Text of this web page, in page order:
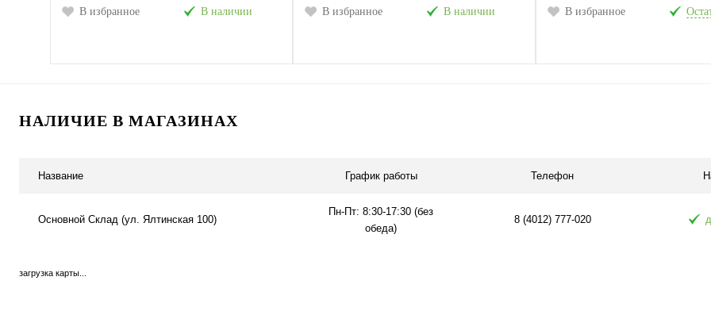
В избранное В наличии В избранное В наличии В избранное
НАЛИЧИЕ В МАГАЗИНАХ
Название График работы Телефон
Основной Склад (ул. Ялтинская 100)
Пн-Пт: 8:30-17:30 (без
обеда)
8 (4012) 777-020
загрузка карты...